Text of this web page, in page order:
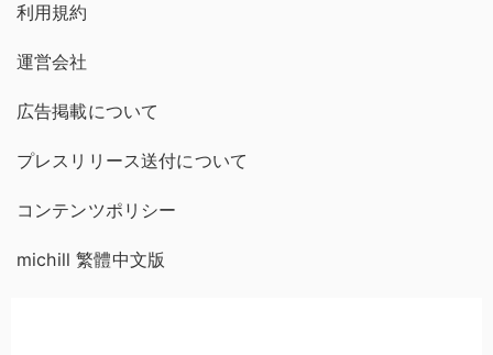
利用規約
運営会社
広告掲載について
プレスリリース送付について
コンテンツポリシー
michill 繁體中文版